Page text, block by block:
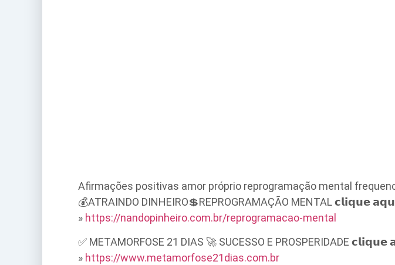
Afirmações positivas amor próprio reprogramação mental
💰ATRAINDO DINHEIRO💲REPROGRAMAÇÃO MENTAL 𝗰𝗹𝗶𝗾𝘂𝗲
» https://nandopinheiro.com.br/reprogramacao-mental
✅ METAMORFOSE 21 DIAS 🚀 SUCESSO E PROSPERIDADE
» https://www.metamorfose21dias.com.br